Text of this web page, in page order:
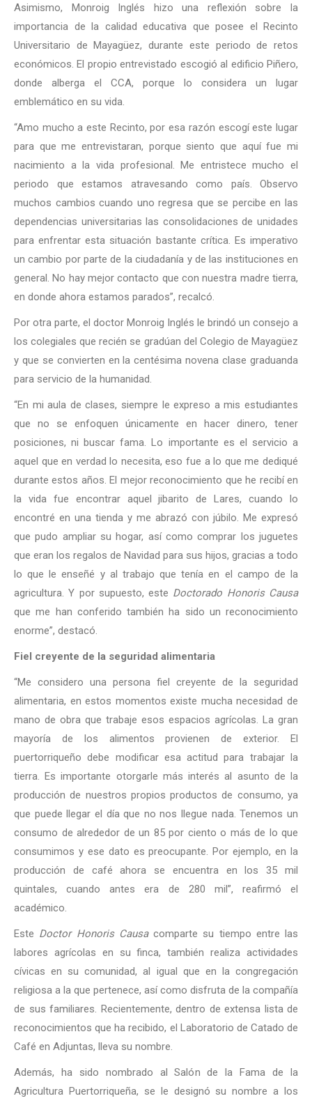
Asimismo, Monroig Inglés hizo una reflexión sobre la
importancia de la calidad educativa que posee el Recinto
Universitario de Mayagüez, durante este periodo de retos
económicos. El propio entrevistado escogió al edificio Piñero,
donde alberga el CCA, porque lo considera un lugar
emblemático en su vida.
“Amo mucho a este Recinto, por esa razón escogí este lugar
para que me entrevistaran, porque siento que aquí fue mi
nacimiento a la vida profesional. Me entristece mucho el
periodo que estamos atravesando como país. Observo
muchos cambios cuando uno regresa que se percibe en las
dependencias universitarias las consolidaciones de unidades
para enfrentar esta situación bastante crítica. Es imperativo
un cambio por parte de la ciudadanía y de las instituciones en
general. No hay mejor contacto que con nuestra madre tierra,
en donde ahora estamos parados”, recalcó.
Por otra parte, el doctor Monroig Inglés le brindó un consejo a
los colegiales que recién se gradúan del Colegio de Mayagüez
y que se convierten en la centésima novena clase graduanda
para servicio de la humanidad.
“En mi aula de clases, siempre le expreso a mis estudiantes
que no se enfoquen únicamente en hacer dinero, tener
posiciones, ni buscar fama. Lo importante es el servicio a
aquel que en verdad lo necesita, eso fue a lo que me dediqué
durante estos años. El mejor reconocimiento que he recibí en
la vida fue encontrar aquel jibarito de Lares, cuando lo
encontré en una tienda y me abrazó con júbilo. Me expresó
que pudo ampliar su hogar, así como comprar los juguetes
que eran los regalos de Navidad para sus hijos, gracias a todo
lo que le enseñé y al trabajo que tenía en el campo de la
agricultura. Y por supuesto, este Doctorado Honoris Causa
que me han conferido también ha sido un reconocimiento
enorme”, destacó.
Fiel creyente de la seguridad alimentaria
“Me considero una persona fiel creyente de la seguridad
alimentaria, en estos momentos existe mucha necesidad de
mano de obra que trabaje esos espacios agrícolas. La gran
mayoría de los alimentos provienen de exterior. El
puertorriqueño debe modificar esa actitud para trabajar la
tierra. Es importante otorgarle más interés al asunto de la
producción de nuestros propios productos de consumo, ya
que puede llegar el día que no nos llegue nada. Tenemos un
consumo de alrededor de un 85 por ciento o más de lo que
consumimos y ese dato es preocupante. Por ejemplo, en la
producción de café ahora se encuentra en los 35 mil
quintales, cuando antes era de 280 mil”, reafirmó el
académico.
Este Doctor Honoris Causacomparte su tiempo entre las
labores agrícolas en su finca, también realiza actividades
cívicas en su comunidad, al igual que en la congregación
religiosa a la que pertenece, así como disfruta de la compañía
de sus familiares. Recientemente, dentro de extensa lista de
reconocimientos que ha recibido, el Laboratorio de Catado de
Café en Adjuntas, lleva su nombre.
Además, ha sido nombrado al Salón de la Fama de la
Agricultura Puertorriqueña, se le designó su nombre a los